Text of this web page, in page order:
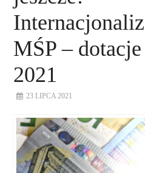
MŚP –
2021
23 LIPCA 2021